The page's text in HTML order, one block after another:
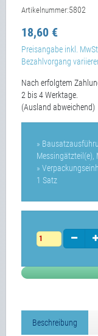
Artikelnummer:5802
18,60 €
Preisangabe inkl.
Bezahlvorgang
Nach erfolgtem
2 bis 4 Werktage.
(Ausland abweichend)
»
Messingätzteil(e),
»
1 Satz
Beschreibung